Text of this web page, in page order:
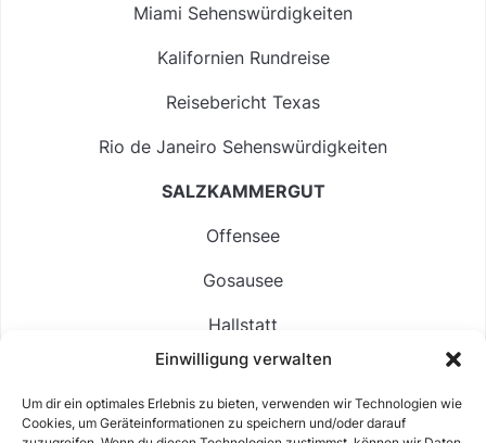
Einwilligung verwalten
Um dir ein optimales Erlebnis zu bieten, verwenden wir Technologien wie
Cookies, um Geräteinformationen zu speichern und/oder darauf
Miami Sehenswürdigkeiten
Kalifornien Rundreise
Reisebericht Texas
Rio de Janeiro Sehenswürdigkeiten
SALZKAMMERGUT
Offensee
Gosausee
Hallstatt
Langbathsee
Altausseer See